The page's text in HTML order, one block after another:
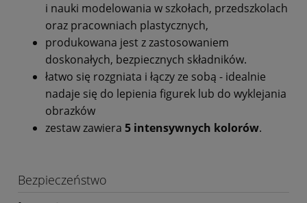
i nauki modelowania w szkołach, przedszkolach
oraz pracowniach plastycznych,
produkowana jest z zastosowaniem
doskonałych, bezpiecznych składników.
łatwo się rozgniata i łączy ze sobą - idealnie
nadaje się do lepienia figurek lub do wyklejania
obrazków
zestaw zawiera 5 intensywnych kolorów.
Bezpieczeństwo